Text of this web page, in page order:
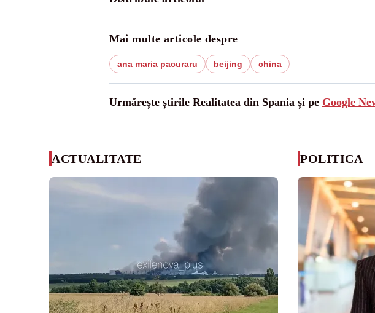
Mai multe articole despre
ana maria pacuraru beijing china
Urmărește știrile Realitatea din Spania și pe Google
ACTUALITATE POLITICA